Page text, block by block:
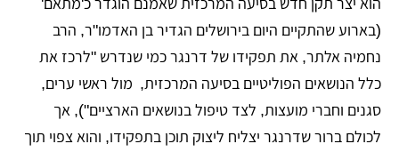
(בארוע שהתקיים היום בירושלים הגדיר בן האדמו"ר, הרב
נחמיה אלתר, את תפקידו של דרנגר כמי שנדרש "לרכז את
כלל הנושאים הפוליטיים בסיעה המרכזית, מול ראשי ערים,
סגנים וחברי מועצות, לצד טיפול בנושאים הארציים"), אך
לכולם ברור שדרנגר יצליח ליצוק תוכן בתפקידו, והוא צפוי תוך